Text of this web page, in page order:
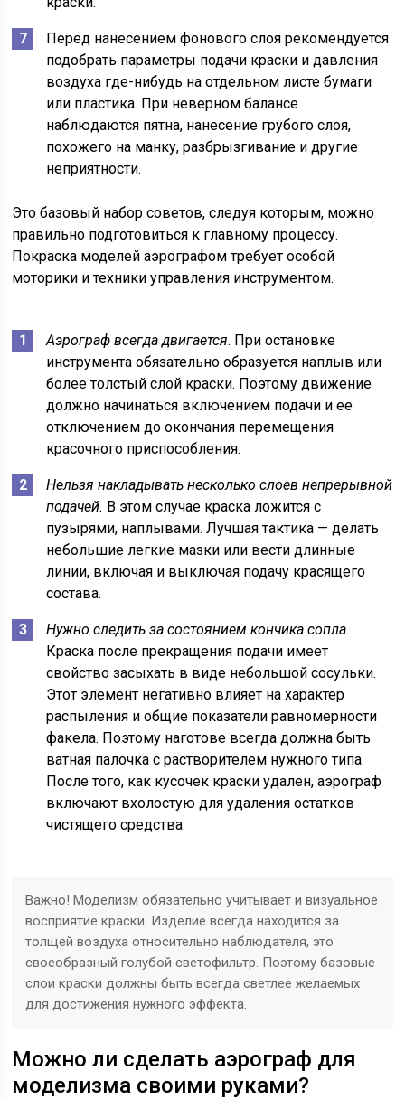
Перед нанесением фонового слоя рекомендуется
подобрать параметры подачи краски и давления
воздуха где-нибудь на отдельном листе бумаги
или пластика. При неверном балансе
наблюдаются пятна, нанесение грубого слоя,
похожего на манку, разбрызгивание и другие
неприятности.
Это базовый набор советов, следуя которым, можно
правильно подготовиться к главному процессу.
Покраска моделей аэрографом требует особой
моторики и техники управления инструментом.
Аэрограф всегда двигается. При остановке
инструмента обязательно образуется наплыв или
более толстый слой краски. Поэтому движение
должно начинаться включением подачи и ее
отключением до окончания перемещения
красочного приспособления.
Нельзя накладывать несколько слоев непрерывной
подачей. В этом случае краска ложится с
пузырями, наплывами. Лучшая тактика — делать
небольшие легкие мазки или вести длинные
линии, включая и выключая подачу красящего
состава.
Нужно следить за состоянием кончика сопла.
Краска после прекращения подачи имеет
свойство засыхать в виде небольшой сосульки.
Этот элемент негативно влияет на характер
распыления и общие показатели равномерности
факела. Поэтому наготове всегда должна быть
ватная палочка с растворителем нужного типа.
После того, как кусочек краски удален, аэрограф
включают вхолостую для удаления остатков
чистящего средства.
Важно! Моделизм обязательно учитывает и визуальное
восприятие краски. Изделие всегда находится за
толщей воздуха относительно наблюдателя, это
своеобразный голубой светофильтр. Поэтому базовые
слои краски должны быть всегда светлее желаемых
для достижения нужного эффекта.
Можно ли сделать аэрограф для
моделизма своими руками?